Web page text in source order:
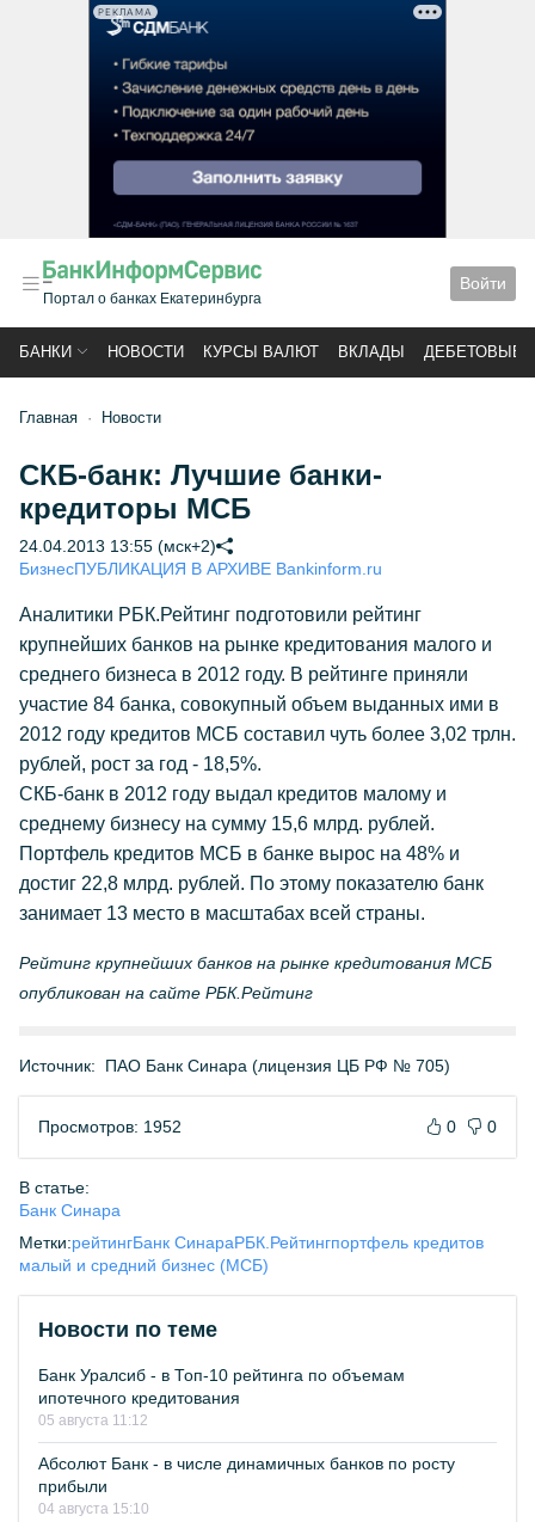
РЕКЛАМА
Портал о банках Екатеринбурга
Войти
БАНКИ НОВОСТИ КУРСЫ ВАЛЮТ ВКЛАДЫ ДЕБЕТОВЫЕ
Главная Новости
СКБ-банк: Лучшие банки-
кредиторы МСБ
24.04.2013 13:55 (мск+2)
БизнесПУБЛИКАЦИЯ В АРХИВЕ Bankinform.ru
Аналитики РБК.Рейтинг подготовили рейтинг
крупнейших банков на рынке кредитования малого и
среднего бизнеса в 2012 году. В рейтинге приняли
участие 84 банка, совокупный объем выданных ими в
2012 году кредитов МСБ составил чуть более 3,02 трлн.
рублей, рост за год - 18,5%.
СКБ-банк в 2012 году выдал кредитов малому и
среднему бизнесу на сумму 15,6 млрд. рублей.
Портфель кредитов МСБ в банке вырос на 48% и
достиг 22,8 млрд. рублей. По этому показателю банк
занимает 13 место в масштабах всей страны.
Рейтинг крупнейших банков на рынке кредитования МСБ
опубликован на сайте РБК.Рейтинг
Источник: ПАО Банк Синара (лицензия ЦБ РФ № 705)
Просмотров: 1952 0 0
В статье:
Банк Синара
Метки:рейтингБанк СинараРБК.Рейтингпортфель кредитов
малый и средний бизнес (МСБ)
Новости по теме
Банк Уралсиб - в Топ-10 рейтинга по объемам
ипотечного кредитования
05 августа 11:12
Абсолют Банк - в числе динамичных банков по росту
прибыли
04 августа 15:10